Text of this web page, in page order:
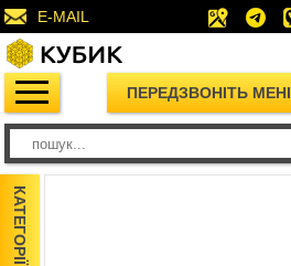
E-MAIL
ПЕРЕДЗВОНІТЬ МЕНІ
КАТЕГОРІЇ